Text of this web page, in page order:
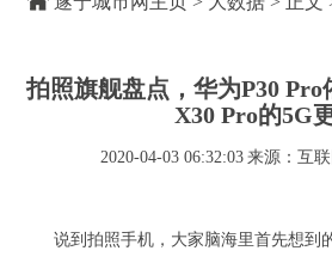
拍照旗舰盘点，华为P30
X30 Pro的5G
2020-04-03 06:32:03 来源：互联
说到拍照手机，大家脑海里首先想到